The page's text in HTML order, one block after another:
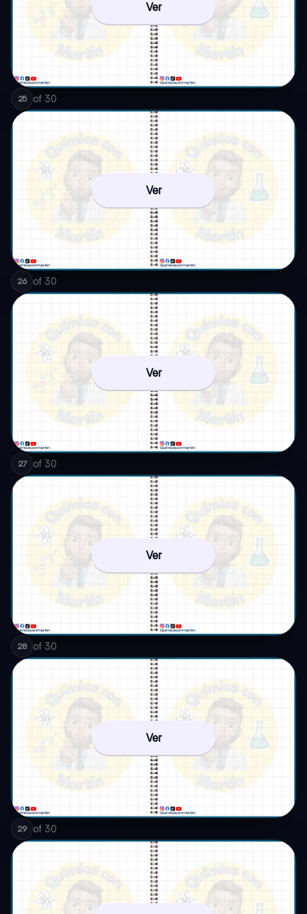
Ver
25 of 30
Ver
26 of 30
Ver
27 of 30
Ver
28 of 30
Ver
29 of 30